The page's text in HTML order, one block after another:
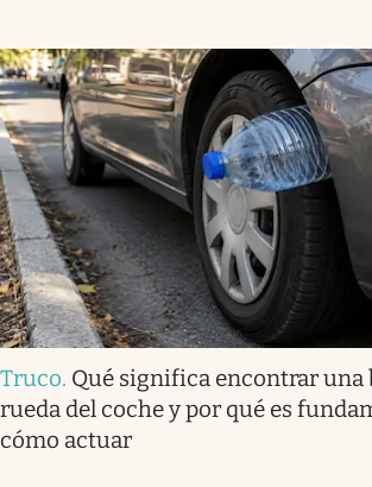
Truco. Qué significa encontrar una
rueda del coche y por qué es
cómo actuar